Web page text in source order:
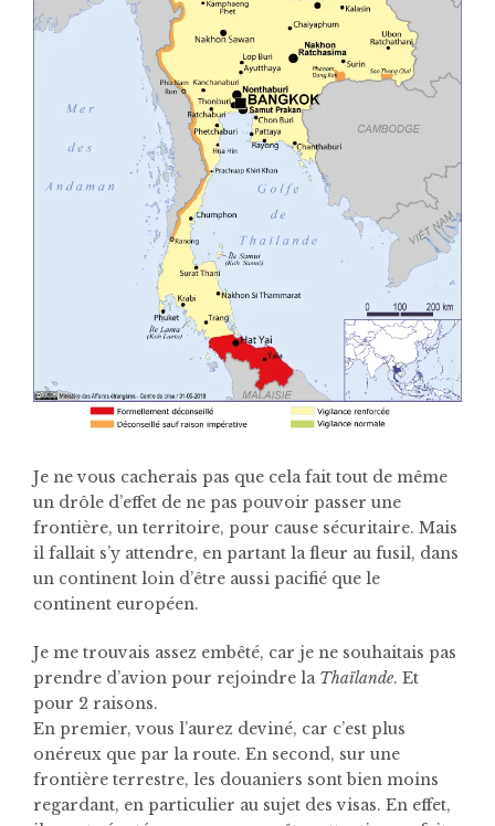
Je ne vous cacherais pas que cela fait tout de même
un drôle d’effet de ne pas pouvoir passer une
frontière, un territoire, pour cause sécuritaire. Mais
il fallait s’y attendre, en partant la fleur au fusil, dans
un continent loin d’être aussi pacifié que le
continent européen.
Je me trouvais assez embêté, car je ne souhaitais pas
prendre d’avion pour rejoindre la Thaïlande. Et
pour 2 raisons.
En premier, vous l’aurez deviné, car c’est plus
onéreux que par la route. En second, sur une
frontière terrestre, les douaniers sont bien moins
regardant, en particulier au sujet des visas. En effet,